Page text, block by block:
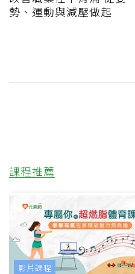
勢、運動與減壓做起
課程推薦
影片課程